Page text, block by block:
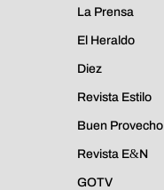
La Prensa
El Heraldo
Diez
Revista Estilo
Buen Provecho
Revista E&N
GOTV